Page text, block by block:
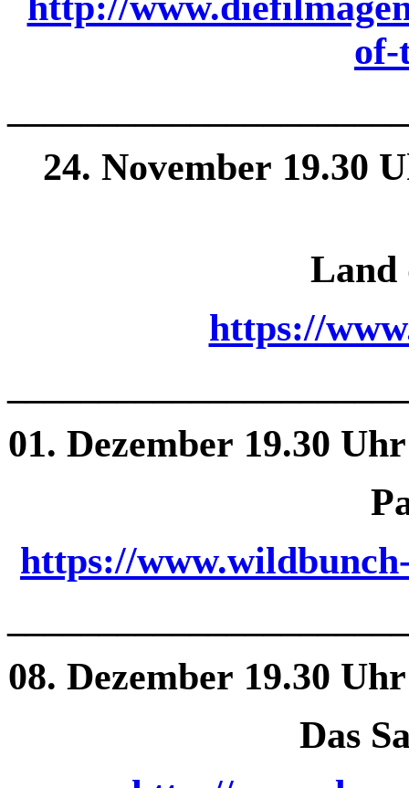
of-
24. November 19.30
Land
https://
01. Dezember 19.30
https://
08. Dezember 19.30
Das